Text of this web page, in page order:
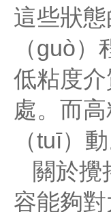
這些狀
（guò
低粘度
處。而
（tuī）動
關於攪
容能夠